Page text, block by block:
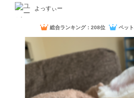
よっすぃー
総合ランキング：208位 ペッ